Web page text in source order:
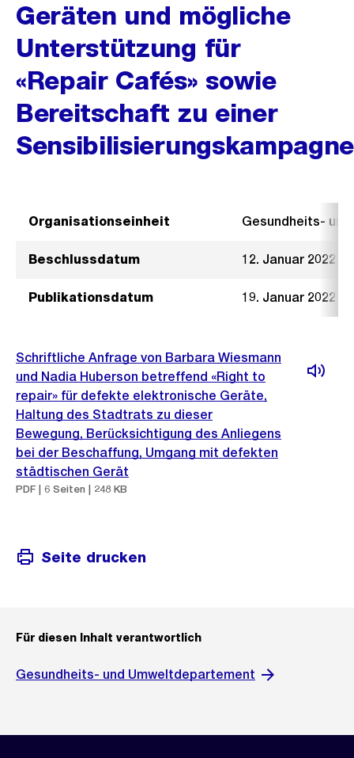
Geräten und mögliche
Unterstützung für
«Repair Cafés» sowie
Bereitschaft zu einer
Sensibilisierungskampagne
Organisationseinheit Gesundheits-
Beschlussdatum 12. Januar 2022
Publikationsdatum 19. Januar 2022
Schriftliche Anfrage von Barbara Wiesmann
und Nadia Huberson betreffend «Right to
repair» für defekte elektronische Geräte,
Haltung des Stadtrats zu dieser
Bewegung, Berücksichtigung des Anliegens
bei der Beschaffung, Umgang mit defekten
städtischen Gerät
PDF | 6 Seiten | 248 KB
Seite drucken
Für diesen Inhalt verantwortlich
Gesundheits- und Umweltdepartement